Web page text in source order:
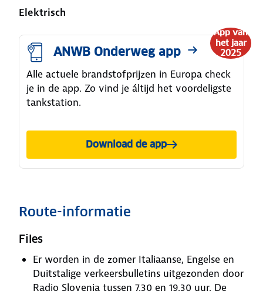
Elektrisch
App van
het jaar
2025
ANWB Onderweg app
Alle actuele brandstofprijzen in Europa check
je in de app. Zo vind je áltijd het voordeligste
tankstation.
Download de app
Route-informatie
Files
Er worden in de zomer Italiaanse, Engelse en
Duitstalige verkeersbulletins uitgezonden door
Radio Slovenia tussen 7.30 en 19.30 uur. De